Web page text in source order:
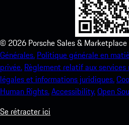
© 2026 Porsche Sales &
Générales. Politique générale en
privée. Règlement relatif aux services
légales et informations juridiques.
Human Rights.Accessibility.Open
Se rétracter ici